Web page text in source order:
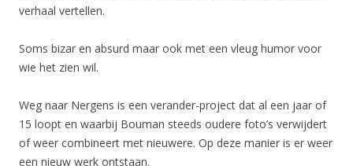
verhaal vertellen.
Soms bizar en absurd maar ook met een vleug humor voor
wie het zien wil.
Weg naar Nergens is een verander-project dat al een jaar of
15 loopt en waarbij Bouman steeds oudere foto’s verwijdert
of weer combineert met nieuwere. Op deze manier is er weer
een nieuw werk ontstaan.